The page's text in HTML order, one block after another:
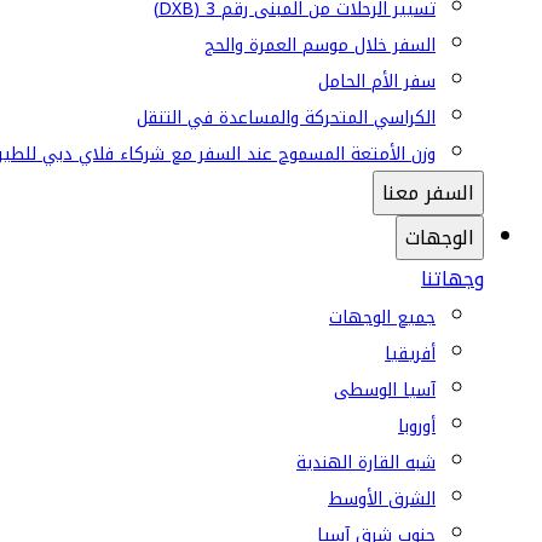
تسيير الرحلات من المبنى رقم 3 (DXB)
السفر خلال موسم العمرة والحج
سفر الأم الحامل
الكراسي المتحركة والمساعدة في التنقل
وزن الأمتعة المسموح عند السفر مع شركاء فلاي دبي
السفر معنا
الوجهات
وجهاتنا
جميع الوجهات
أفريقيا
آسيا الوسطى
أوروبا
شبه القارة الهندية
الشرق الأوسط
جنوب شرق آسيا